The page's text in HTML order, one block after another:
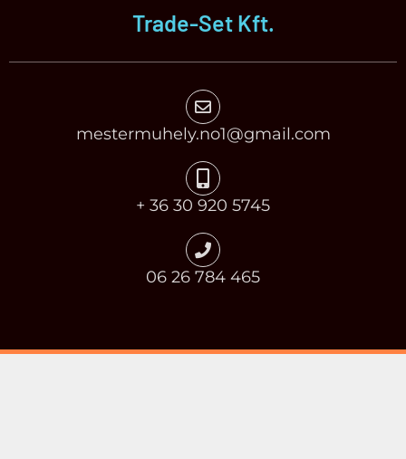
Trade-Set Kft.
mestermuhely.no1@gmail.com
+ 36 30 920 5745
06 26 784 465